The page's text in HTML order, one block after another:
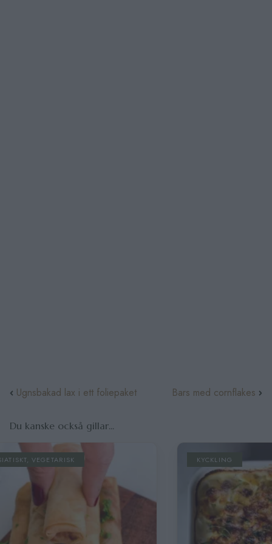
Ugnsbakad lax i ett foliepaket Bars med cornflakes
Du kanske också gillar...
KYCKLING ASIATISKT